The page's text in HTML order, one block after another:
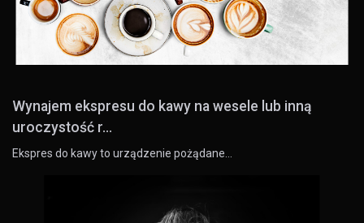
Wynajem ekspresu do kawy na wesele lub inną
uroczystość r...
Ekspres do kawy to urządzenie pożądane…